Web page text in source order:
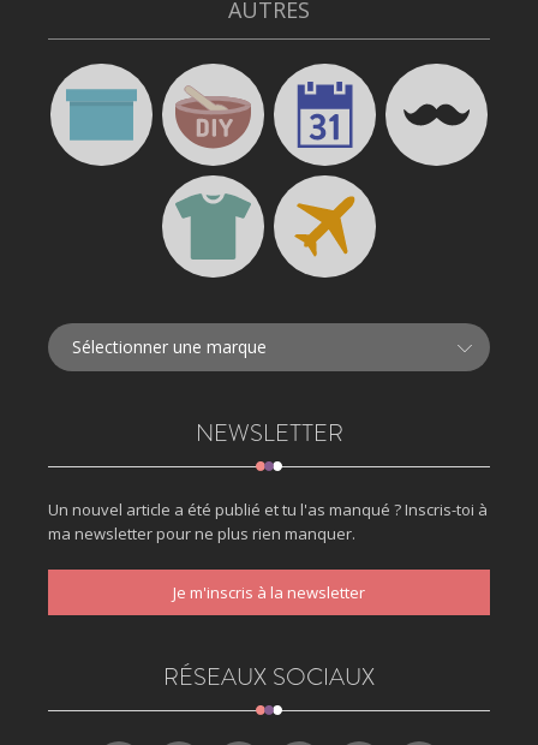
AUTRES
NEWSLETTER
Un nouvel article a été publié et tu l'as manqué ? Inscris-toi à
ma newsletter pour ne plus rien manquer.
Je m'inscris à la newsletter
RÉSEAUX SOCIAUX